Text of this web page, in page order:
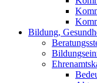
Bildung,